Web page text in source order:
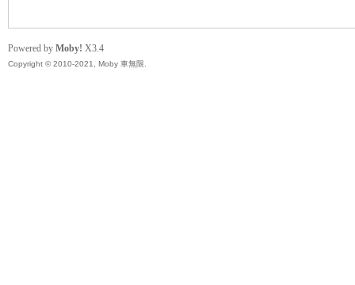
Powered by Moby! X3.4
Copyright © 2010-2021, Moby 車無限.